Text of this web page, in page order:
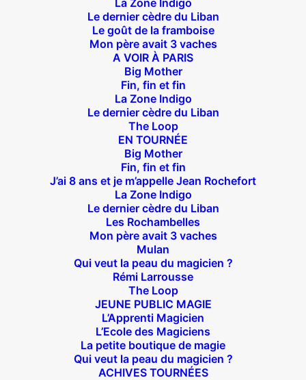
La Zone Indigo
Le dernier cèdre du Liban
Le goût de la framboise
Mon père avait 3 vaches
A VOIR À PARIS
Big Mother
Fin, fin et fin
La Zone Indigo
Le dernier cèdre du Liban
The Loop
EN TOURNÉE
Big Mother
Fin, fin et fin
J’ai 8 ans et je m’appelle Jean Rochefort
La Zone Indigo
Le dernier cèdre du Liban
Les Rochambelles
Mon père avait 3 vaches
Mulan
Qui veut la peau du magicien ?
Rémi Larrousse
The Loop
JEUNE PUBLIC MAGIE
L’Apprenti Magicien
L’Ecole des Magiciens
La petite boutique de magie
Qui veut la peau du magicien ?
ACHIVES TOURNÉES
Suivez nous !
Théâtre des Béliers Parisiens
14 bis rue Sainte Isaure 75018 Paris
Joffrin / Simplon – Loc :
À l’affiche
Big Mother
La Zone Indigo